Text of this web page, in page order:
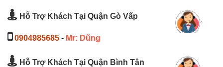
Hỗ Trợ Khách Tại Quận Gò Vấp
0904985685 - Mr: Dũng
Hỗ Trợ Khách Tại Quận Bình Tân